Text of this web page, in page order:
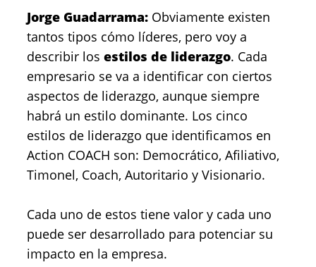
Jorge Guadarrama: Obviamente existen
tantos tipos cómo líderes, pero voy a
describir los estilos de liderazgo. Cada
empresario se va a identificar con ciertos
aspectos de liderazgo, aunque siempre
habrá un estilo dominante. Los cinco
estilos de liderazgo que identificamos en
Action COACH son: Democrático, Afiliativo,
Timonel, Coach, Autoritario y Visionario.
Cada uno de estos tiene valor y cada uno
puede ser desarrollado para potenciar su
impacto en la empresa.